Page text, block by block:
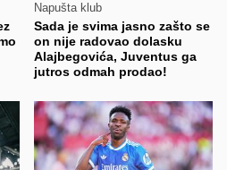
Napušta klub
Sada je svima jasno zašto se
on nije radovao dolasku
Alajbegovića, Juventus ga
jutros odmah prodao!